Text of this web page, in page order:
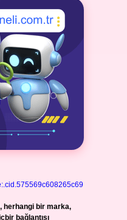
herhangi bir marka,
bağlantısı